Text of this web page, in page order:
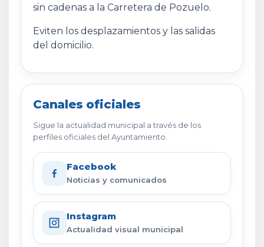
sin cadenas a la Carretera de Pozuelo.
Eviten los desplazamientos y las salidas
del domicilio.
Canales oficiales
Sigue la actualidad municipal a través de los
perfiles oficiales del Ayuntamiento.
Facebook
Noticias y comunicados
Instagram
Actualidad visual municipal